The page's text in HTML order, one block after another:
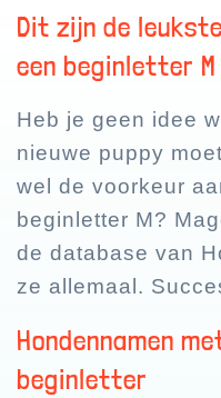
Dit zijn de
een beginletter M
Heb je geen idee
nieuwe puppy
wel de voorkeur
beginletter M?
de database van
ze allemaal.
Hondennamen
beginletter